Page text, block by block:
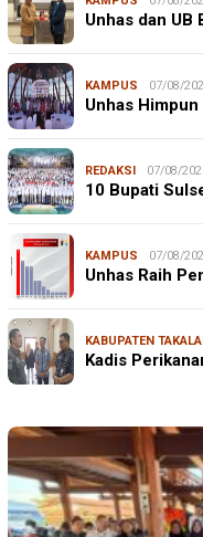
Unhas dan UB
KAMPUS 07/08/
Unhas
REDAKSI 07/08/
10 Bupati
KAMPUS 07/08/
Unhas Raih
KABUPATEN
Kadis